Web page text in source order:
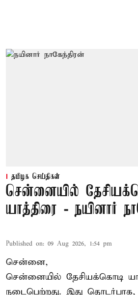
தமிழக செய்திகள்
சென்னையில்
யாத்திரை - நயினார்
Published on: 09 Aug 2026, 1:54 pm
சென்னை,
சென்னையில் தேசியக்கொடி
நடைபெற்றது. இது